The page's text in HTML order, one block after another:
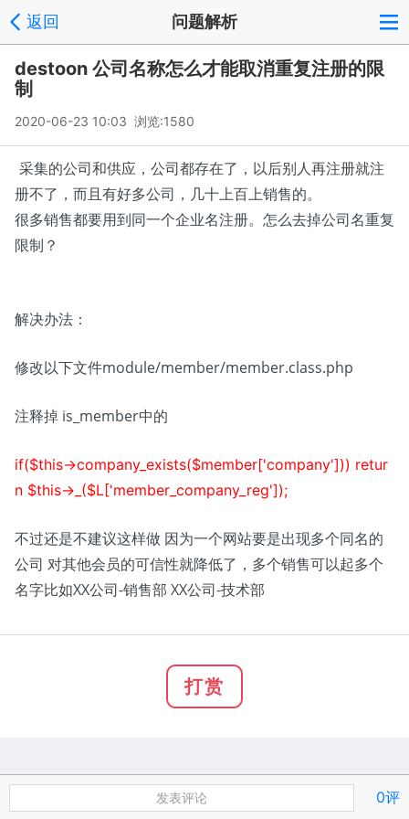
返回 问题解析
destoon 公司名称怎么才能取消重复注册的限
制
2020-06-23 10:03 浏览:1580
采集的公司和供应，公司都存在了，以后别人再注册就注
册不了，而且有好多公司，几十上百上销售的。
很多销售都要用到同一个企业名注册。怎么去掉公司名重复
限制？
解决办法：
修改以下文件module/member/member.class.php
注释掉 is_member中的
if($this->company_exists($member['company'])) retur
n $this->_($L['member_company_reg']);
不过还是不建议这样做 因为一个网站要是出现多个同名的
公司 对其他会员的可信性就降低了，多个销售可以起多个
名字比如XX公司-销售部 XX公司-技术部
打赏
发表评论 0评